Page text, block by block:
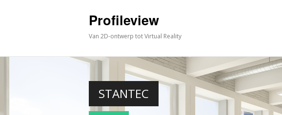
Profileview
Van 2D-ontwerp tot Virtual Reality
STANTEC